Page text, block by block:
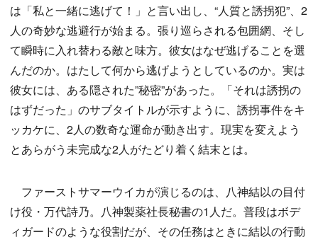
は「私と一緒に逃げて！」と言い出し、“人質と誘拐犯”、2
人の奇妙な逃避行が始まる。張り巡らされる包囲網、そし
て瞬時に入れ替わる敵と味方。彼女はなぜ逃げることを選
んだのか。はたして何から逃げようとしているのか。実は
彼女には、ある隠された”秘密”があった。「それは誘拐の
はずだった」のサブタイトルが示すように、誘拐事件をキ
ッカケに、2人の数奇な運命が動き出す。現実を変えよう
とあらがう未完成な2人がたどり着く結末とは。
ファーストサマーウイカが演じるのは、八神結以の目付
け役・万代詩乃。八神製薬社長秘書の1人だ。普段はボデ
ィガードのような役割だが、その任務はときに結以の行動